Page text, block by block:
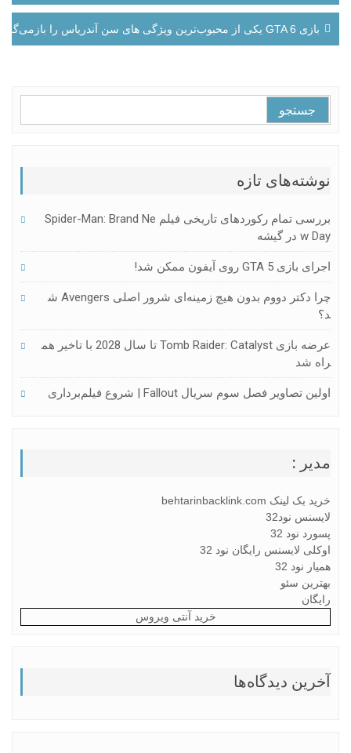
بازی GTA 6 یکی از محبوب‌ترین ویژگی های سن آندریاس را بازمی‌گرداند
برای:
نوشته‌های تازه
بررسی تمام رکوردهای تاریخی فیلم Spider-Man: Brand Ne
W Day در گیشه
اجرای بازی GTA 5 روی آیفون ممکن شد!
چرا دکتر دووم بدون هیچ زمینه‌ای شرور اصلی Avengers ش
د؟
عرضه بازی Tomb Raider: Catalyst تا سال 2028 با تاخیر هم
راه شد
اولین تصاویر فصل سوم سریال Fallout | شروع فیلم‌برداری
مدیر :
خرید بک لینک behtarinbacklink.com
لایسنس نود32
پسورد نود 32
اوکلی لایسنس رایگان نود 32
همیار نود 32
بهترین سئو
رایگان
خرید آنتی ویروس
آخرین دیدگاه‌ها